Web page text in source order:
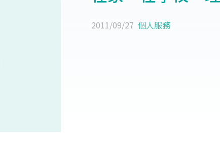
2011/09/27 個人服務